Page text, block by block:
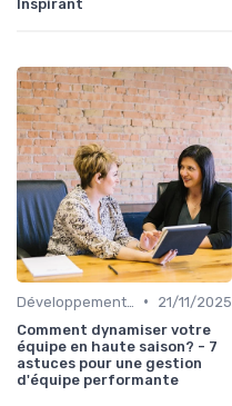
Inspirant
•
21/11/2025
Comment dynamiser votre
équipe en haute saison? - 7
astuces pour une gestion
d'équipe performante